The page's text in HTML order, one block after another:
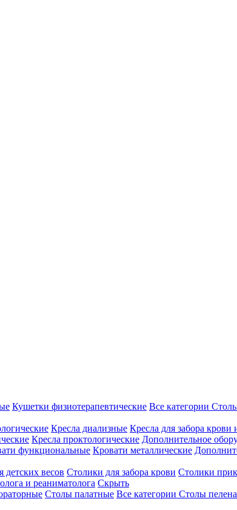
Кушетки физиотерапевтические Все категории
Кресла диализные Кресла для забора крови
Кресла проктологические Дополнительное
функциональные Кровати металлические
детских весов Столики для забора крови Столики
и реаниматолога Скрыть
Столы палатные Все категории Столы